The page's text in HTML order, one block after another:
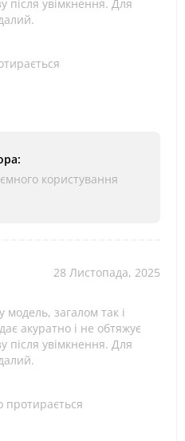
після увімкнення. Для
користування
28 Листопада, 2025
модель, загалом так і
акуратно і не обтяжує
після увімкнення. Для
протирається